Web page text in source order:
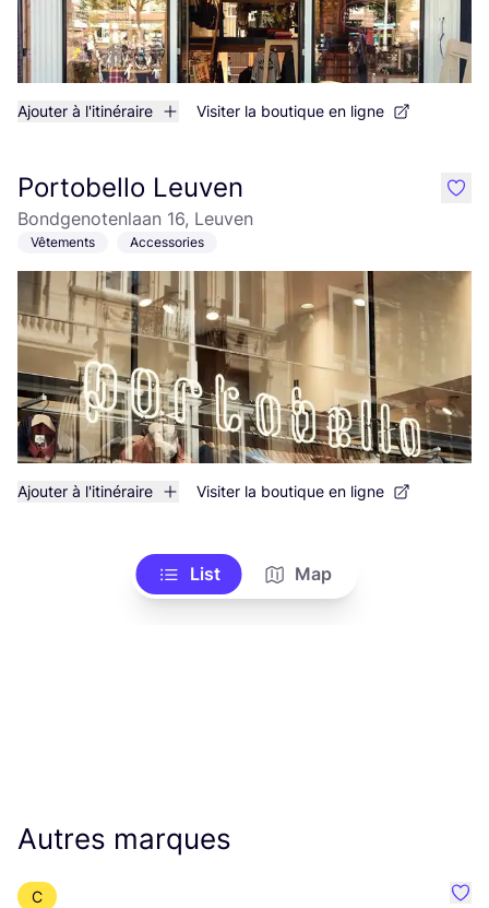
Ajouter à l'itinéraire Visiter la boutique en ligne
Portobello Leuven
Bondgenotenlaan 16, Leuven
Vêtements Accessories
Ajouter à l'itinéraire Visiter la boutique en ligne
like
List Map
Autres marques
C